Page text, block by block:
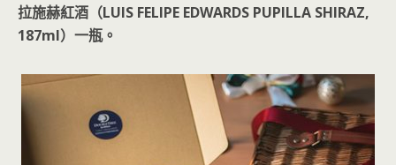
拉施赫紅酒（LUIS FELIPE EDWARDS PUPILLA SHIRAZ,
187ml）一瓶。